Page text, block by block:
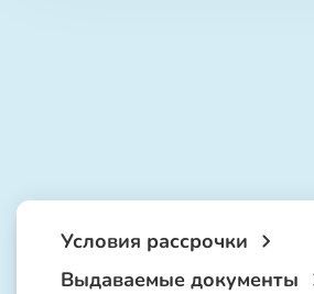
Условия рассрочки
Выдаваемые документы